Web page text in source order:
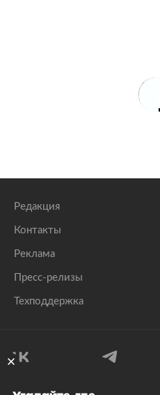
Редакция
Контакты
Реклама
Пресс-релизы
Техподдержка